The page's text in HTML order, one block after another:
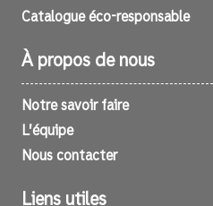
Catalogue éco-responsable
À propos de nous
Notre savoir faire
L’équipe
Nous contacter
Liens utiles